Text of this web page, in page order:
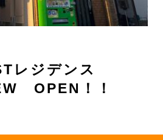
レジデンス
OPEN！！